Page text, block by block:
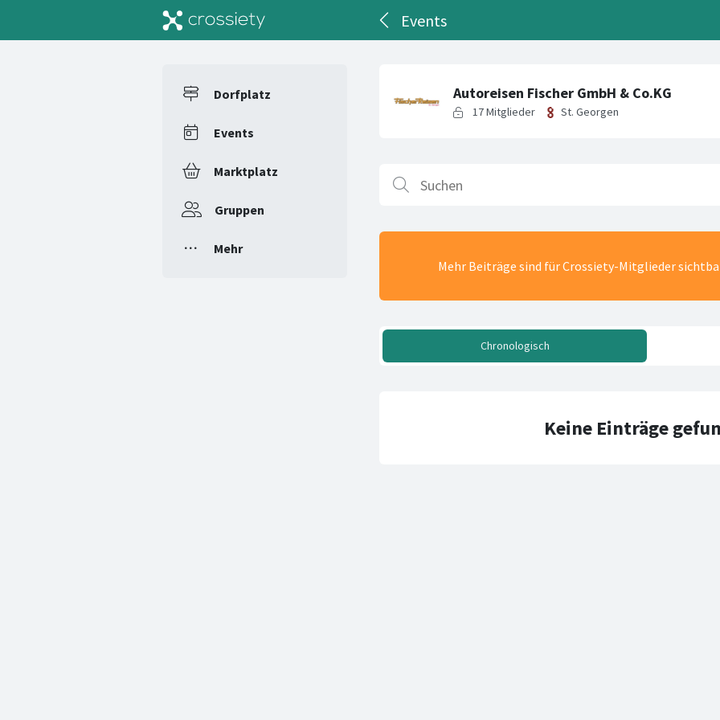
Events
Dorfplatz
Events
Marktplatz
Gruppen
Mehr
Mehr Beiträge sind für Crossiety-Mitglieder
Chronologisch
Keine Einträge